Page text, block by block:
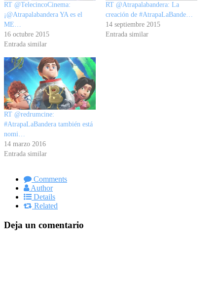
RT @TelecincoCinema:
¡@Atrapalabandera YA es el
ME…
16 octubre 2015
Entrada similar
RT @Atrapalabandera: La
creación de #AtrapaLaBande…
14 septiembre 2015
Entrada similar
RT @redrumcine:
#AtrapaLaBandera también está
nomi…
14 marzo 2016
Entrada similar
Comments
Author
Details
Related
Deja un comentario